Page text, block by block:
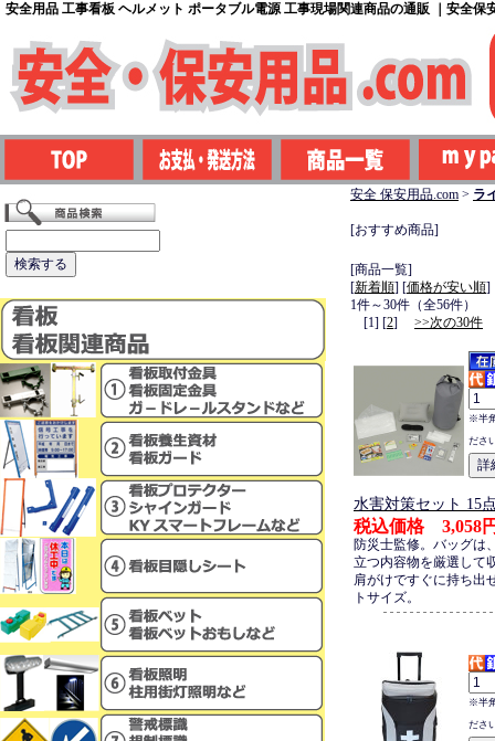
安全用品 工事看板 ヘルメット ポータブル電源 工事現場関連商品の通販 ｜安全保
安全 保安用品.com > ラ
[おすすめ商品]
[商品一覧]
[新着順] [価格が安い順]
1件～30件（全56件）
[1] [2] >>次の30件
※半
ださ
水害対策セット 15
税込価格 3,058
防災士監修。バッグは
立つ内容物を厳選して
肩がけですぐに持ち出
トサイズ。
※半
ださ